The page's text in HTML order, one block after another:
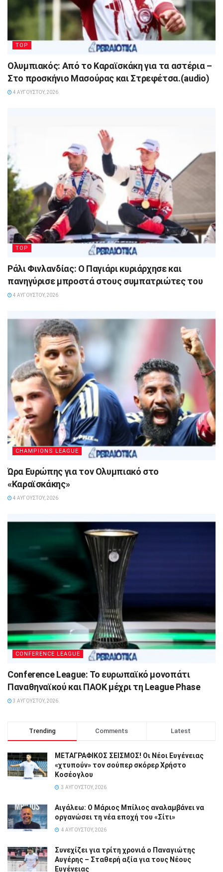
TOP
Ολυμπιακός: Από το Καραϊσκάκη για τα αστέρια –
Στο προσκήνιο Μασούρας και Στρεφέτσα.(audio)
4 ΑΥΓΟΎΣΤΟΥ, 2026
TOP
Ράλι Φινλανδίας: Ο Παγιάρι κυριάρχησε και
πανηγύρισε μπροστά στους συμπατριώτες του
4 ΑΥΓΟΎΣΤΟΥ, 2026
CHAMPIONS LEAGUE
Ώρα Ευρώπης για τον Ολυμπιακό στο
«Καραϊσκάκης»
4 ΑΥΓΟΎΣΤΟΥ, 2026
CONFERENCE LEAGUE
Conference League: Το ευρωπαϊκό μονοπάτι
Παναθηναϊκού και ΠΑΟΚ μέχρι τη League Phase
3 ΑΥΓΟΎΣΤΟΥ, 2026
Trending Comments Latest
ΜΕΤΑΓΡΑΦΙΚΟΣ ΣΕΙΣΜΟΣ! Οι Νέοι Ευγένειας
«χτυπούν» τον σούπερ σκόρερ Χρήστο
Κοσέογλου
3 ΑΥΓΟΎΣΤΟΥ, 2026
Αιγάλεω: Ο Μάριος Μπίλιος αναλαμβάνει να
οργανώσει τη νέα εποχή του «Σίτι»
4 ΑΥΓΟΎΣΤΟΥ, 2026
Συνεχίζει για τρίτη χρονιά ο Παναγιώτης
Αυγέρης – Σταθερή αξία για τους Νέους
Ευγένειας